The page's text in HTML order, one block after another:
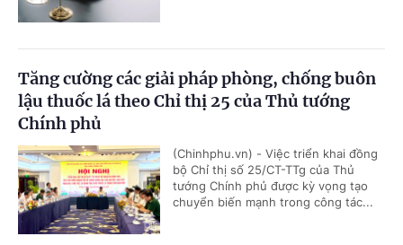
Tăng cường các giải pháp phòng, chống buôn
lậu thuốc lá theo Chỉ thị 25 của Thủ tướng
Chính phủ
(Chinhphu.vn) - Việc triển khai đồng
bộ Chỉ thị số 25/CT-TTg của Thủ
tướng Chính phủ được kỳ vọng tạo
chuyển biến mạnh trong công tác...